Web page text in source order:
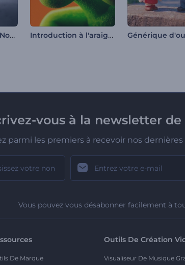
Feux d'artifice du Nouvel An avec Rendy Introduction à l'araignée d'Halloween
vous à la newsletter
parmi les premiers à recevoir nos
Vous pouvez vous désabonner facilement à
De Marque
Outils De Création
Visualiseur De Musique